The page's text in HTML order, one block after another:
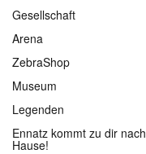
Gesellschaft
Arena
ZebraShop
Museum
Legenden
Ennatz kommt zu dir nach
Hause!